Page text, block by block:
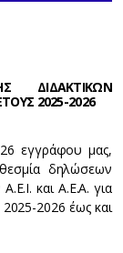
ΔΙΔΑΚΤΙΚΩΝ
2025-2026
εγγράφου μας,
δηλώσεων
και Α.Ε.Α. για
2026 έως και